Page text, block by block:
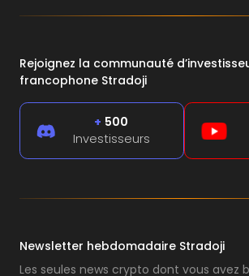
Rejoignez la communauté
francophone Stradoji
+ 500
Investisseurs
Newsletter hebdomadaire Stradoji
Les seules news crypto dont vous avez